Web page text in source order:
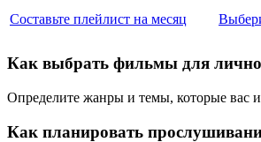
Составьте плейлист на месяц
Как выбрать фильмы для
Определите жанры и темы, которые вас
Как планировать